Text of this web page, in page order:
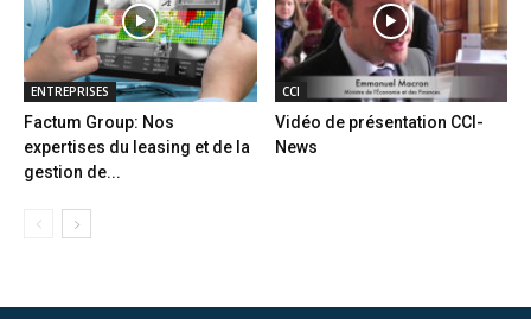
ENTREPRISES
Factum Group: Nos
expertises du leasing et de la
gestion de...
CCI
Vidéo de présentation CCI-
News